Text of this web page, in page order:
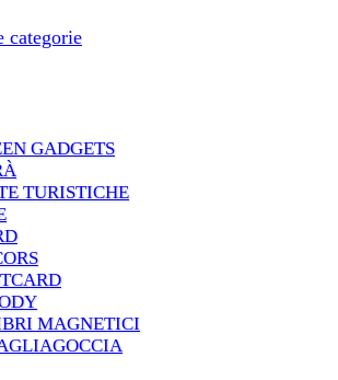
categorie
GADGETS
TURISTICHE
MAGNETICI